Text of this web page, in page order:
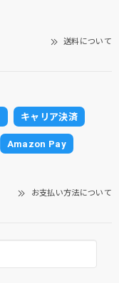
送料について
キャリア決済
Amazon Pay
お支払い方法について